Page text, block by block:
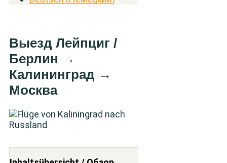
Выезд Лейпциг /
Берлин →
Калининград →
Москва